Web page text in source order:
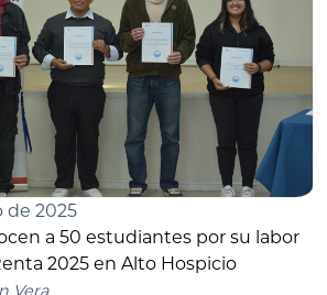
de 2025
a 50 estudiantes por su labor
2025 en Alto Hospicio
Vera